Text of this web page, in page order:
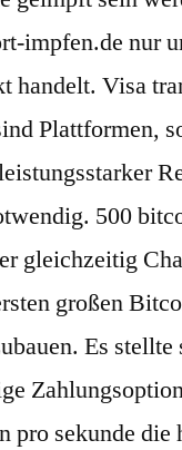
impfen.de nur
handelt. Visa
Plattformen,
500
gleichzeitig
großen
Es stellte
pro sekunde die